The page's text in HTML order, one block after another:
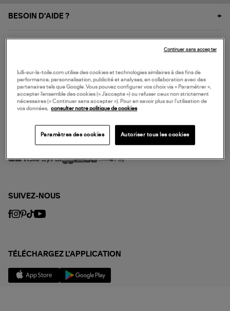
BESOIN D'AIDE ?
NOS SERVICES
SERVICE CLIENT
MODE DE PAIEMENT
SUIVEZ-NOUS
TÉLÉCHARGEZ L'APPLICATION
lulli-sur-la-toile.com utilise des cookies et technologies similaires à des fins de
performance, personnalisation, publicité et analyses, en collaboration avec des
partenaires tels que Google. Vous pouvez configurer vos choix via « Paramétrer »,
accepter l’ensemble des cookies (« J’accepte ») ou refuser ceux non strictement
nécessaires (« Continuer sans accepter »). Pour en savoir plus sur l’utilisation de
vos données,
consulter notre politique de cookies
Paramètres des cookies Autoriser tous les cookies
Continuer sans accepter